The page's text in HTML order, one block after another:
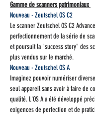
Gamme de scanners patrimoniaux
Nouveau - Zeutschel OS C2
Le scanner Zeutschel OS C2
perfectionnement de la série de
et poursuit la "success story" des
plus vendus sur le marché.
Nouveau - Zeutschel OS A
Imaginez pouvoir numériser
seul appareil sans avoir à faire de
qualité. L'OS A a été développé
exigences de perfection et de